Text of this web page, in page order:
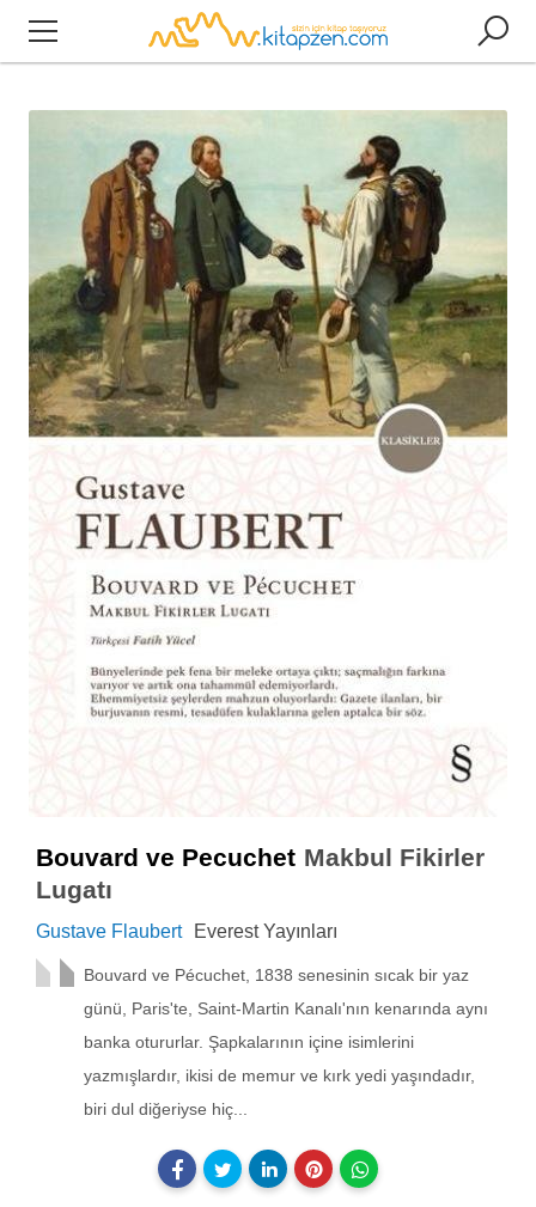
Bouvard ve Pecuchet Makbul Fikirler
Lugatı
Gustave Flaubert Everest Yayınları
Bouvard ve Pécuchet, 1838 senesinin sıcak bir yaz
günü, Paris'te, Saint-Martin Kanalı'nın kenarında aynı
banka otururlar. Şapkalarının içine isimlerini
yazmışlardır, ikisi de memur ve kırk yedi yaşındadır,
biri dul diğeriyse hiç...